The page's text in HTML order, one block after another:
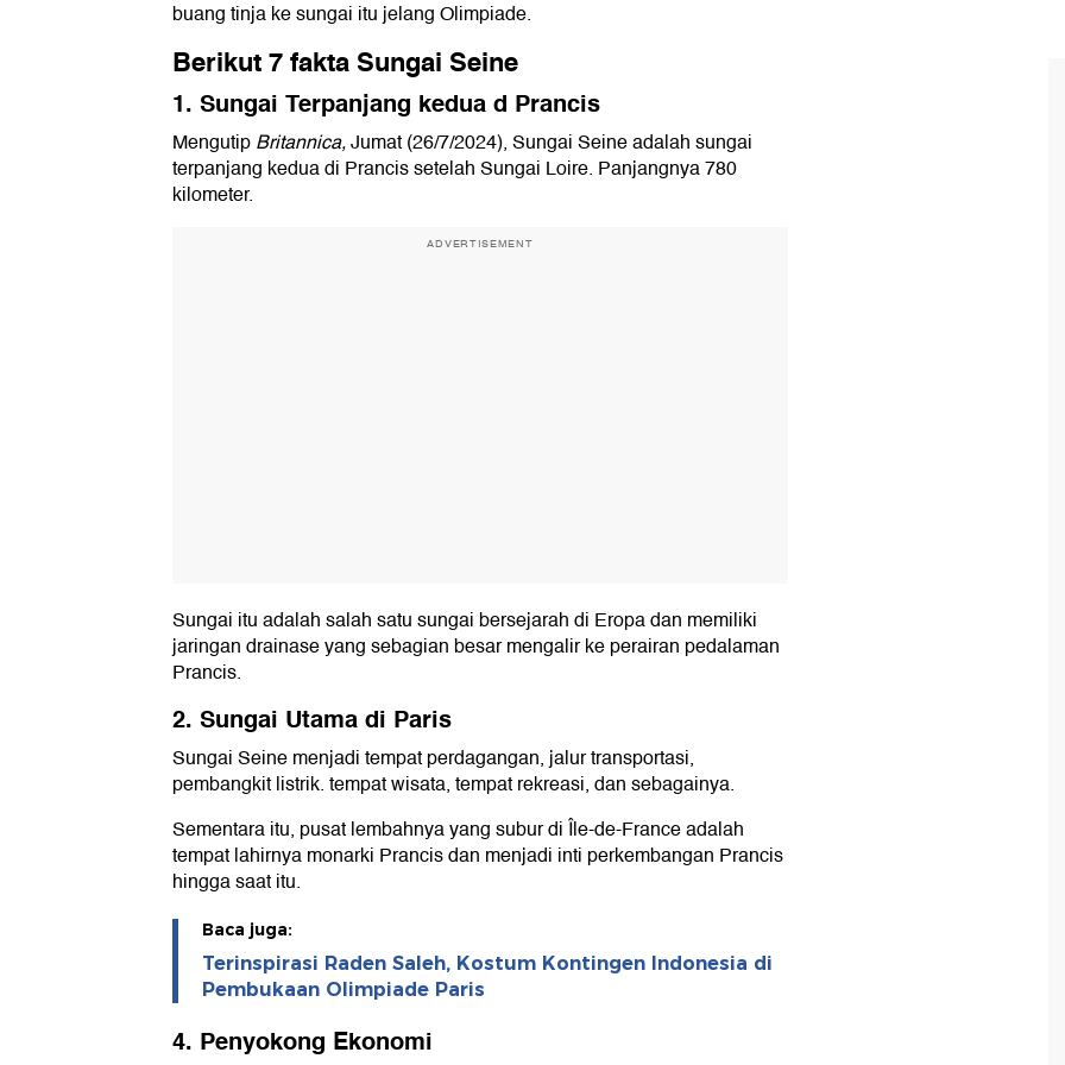
buang tinja ke sungai itu jelang Olimpiade.
Berikut 7 fakta Sungai Seine
1. Sungai Terpanjang kedua d Prancis
MengutipBritannica,Jumat (26/7/2024), Sungai Seine adalah sungai
terpanjang kedua di Prancis setelah Sungai Loire. Panjangnya 780
kilometer.
ADVERTISEMENT
Sungai itu adalah salah satu sungai bersejarah di Eropa dan memiliki
jaringan drainase yang sebagian besar mengalir ke perairan pedalaman
Prancis.
2. Sungai Utama di Paris
Sungai Seine menjadi tempat perdagangan, jalur transportasi,
pembangkit listrik. tempat wisata, tempat rekreasi, dan sebagainya.
Sementara itu, pusat lembahnya yang subur di Île-de-France adalah
tempat lahirnya monarki Prancis dan menjadi inti perkembangan Prancis
hingga saat itu.
Baca juga:
Terinspirasi Raden Saleh, Kostum Kontingen Indonesia di
Pembukaan Olimpiade Paris
4. Penyokong Ekonomi